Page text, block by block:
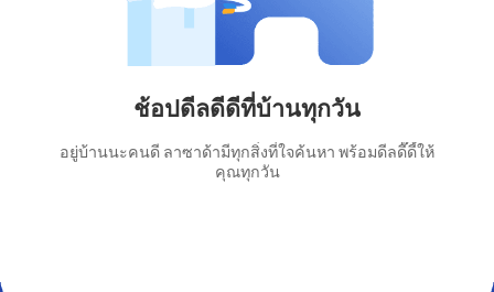
ช้อปดีลดีดีที่บ้านทุกวัน
อยู่บ้านนะคนดี ลาซาด้ามีทุกสิ่งที่ใจค้นหา พร้อมดีลดี๊ดี้ให้
คุณทุกวัน